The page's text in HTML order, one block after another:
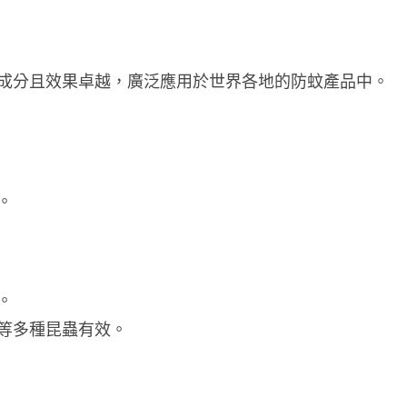
分且效果卓越，廣泛應用於世界各地的防蚊產品中。
多種昆蟲有效。